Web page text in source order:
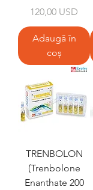
Preț
120,00 USD
Adaugă în
coș
TRENBOLON
(Trenbolone
Enanthate 200